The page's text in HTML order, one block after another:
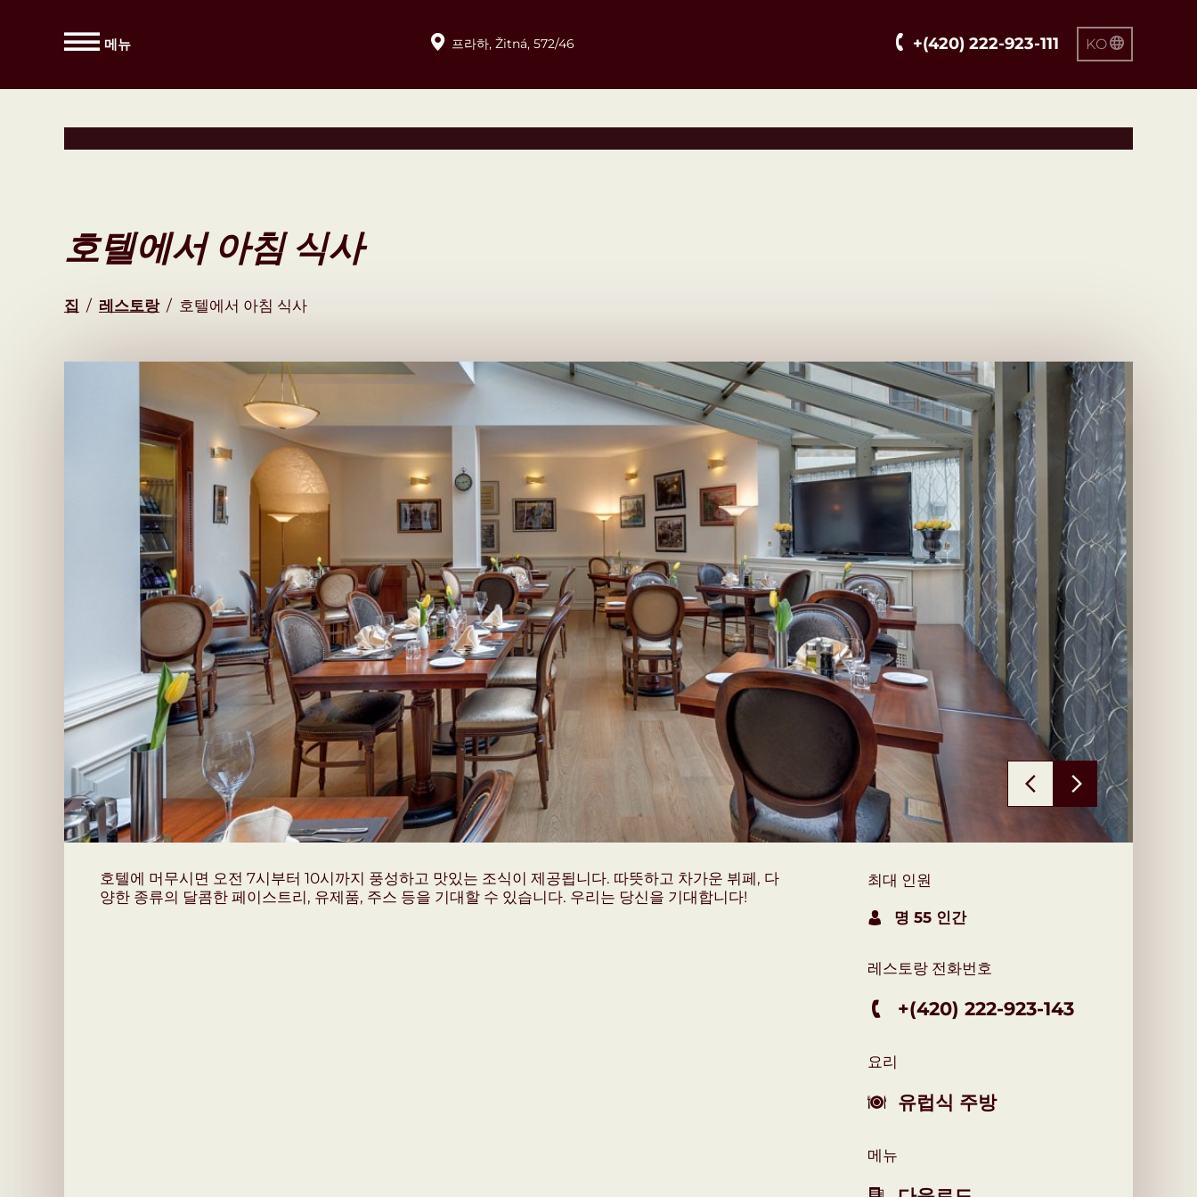
메뉴 프라하, Žitná, 572/46 +(420) 222-923-111 KO
호텔에서 아침 식사
집 / 레스토랑 / 호텔에서 아침 식사
호텔에 머무시면 오전 7시부터 10시까지 풍성하고 맛있는 조식이 제공됩니다. 따뜻하고 차가운 뷔페, 다
양한 종류의 달콤한 페이스트리, 유제품, 주스 등을 기대할 수 있습니다. 우리는 당신을 기대합니다!
최대 인원
명 55 인간
레스토랑 전화번호
+(420) 222-923-143
요리
유럽식 주방
메뉴